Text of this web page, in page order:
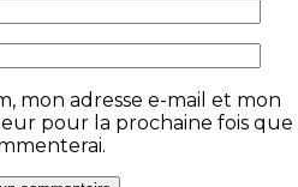
mon adresse e-mail et mon
pour la prochaine fois que